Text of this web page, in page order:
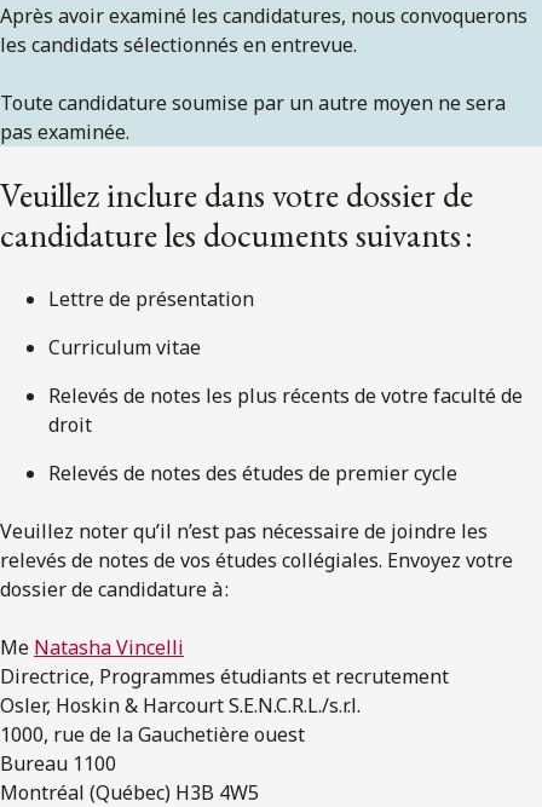
Après avoir examiné les candidatures, nous convoquerons
les candidats sélectionnés en entrevue.
Toute candidature soumise par un autre moyen ne sera
pas examinée.
Veuillez inclure dans votre dossier de
candidature les documents suivants :
Lettre de présentation
Curriculum vitae
Relevés de notes les plus récents de votre faculté de
droit
Relevés de notes des études de premier cycle
Veuillez noter qu’il n’est pas nécessaire de joindre les
relevés de notes de vos études collégiales. Envoyez votre
dossier de candidature à :
Me Natasha Vincelli
Directrice, Programmes étudiants et recrutement
Osler, Hoskin & Harcourt S.E.N.C.R.L./s.r.l.
1000, rue de la Gauchetière ouest
Bureau 1100
Montréal (Québec) H3B 4W5